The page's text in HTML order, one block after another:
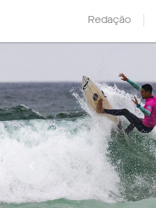
Redação